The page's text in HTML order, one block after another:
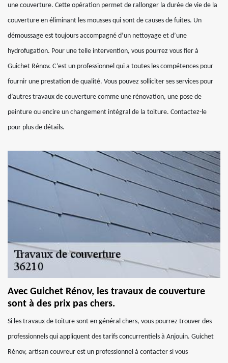
une couverture. Cette opération permet de rallonger la durée de vie de la
couverture en éliminant les mousses qui sont de causes de fuites. Un
démoussage est toujours accompagné d’un nettoyage et d’une
hydrofugation. Pour une telle intervention, vous pourrez vous fier à
Guichet Rénov. C’est un professionnel qui a toutes les compétences pour
fournir une prestation de qualité. Vous pouvez solliciter ses services pour
d’autres travaux de couverture comme une rénovation, une pose de
peinture ou encire un changement intégral de la toiture. Contactez-le
pour plus de détails.
Avec Guichet Rénov, les travaux de couverture
sont à des prix pas chers.
Si les travaux de toiture sont en général chers, vous pourrez trouver des
professionnels qui appliquent des tarifs concurrentiels à Anjouin. Guichet
Rénov, artisan couvreur est un professionnel à contacter si vous